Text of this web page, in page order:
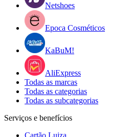
Netshoes
Epoca Cosméticos
KaBuM!
AliExpress
Todas as marcas
Todas as categorias
Todas as subcategorias
Serviços e benefícios
Cartão Luiza